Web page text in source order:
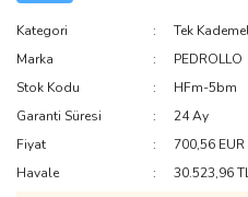
Kategori
Tek
Marka
PEDROLLO
Stok Kodu
HFm-5bm
Garanti Süresi
24 Ay
Fiyat
700,56 EUR
Havale
30.523,96